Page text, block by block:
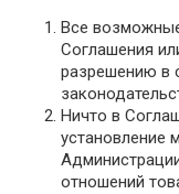
Все
Соглашения
разрешению в
Ничто в
установление
отношений